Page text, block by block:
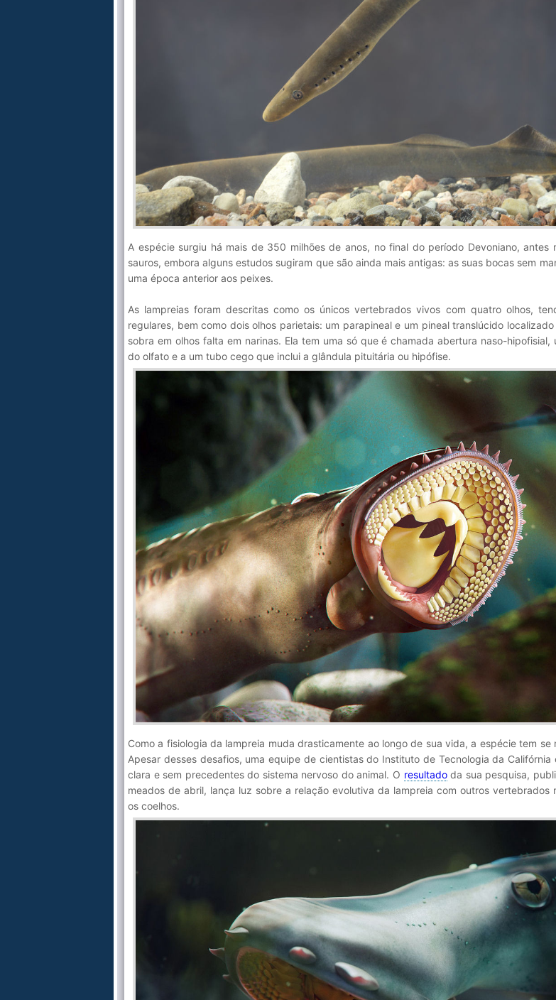
A espécie surgiu há mais de 350 milhões de anos, no final do período Devoniano, antes
sauros, embora alguns estudos sugiram que são ainda mais antigas: as suas bocas sem
uma época anterior aos peixes.
As lampreias foram descritas como os únicos vertebrados vivos com quatro olhos,
regulares, bem como dois olhos parietais: um parapineal e um pineal translúcido
sobra em olhos falta em narinas. Ela tem uma só que é chamada abertura naso-
do olfato e a um tubo cego que inclui a glândula pituitária ou hipófise.
Como a fisiologia da lampreia muda drasticamente ao longo de sua vida, a espécie tem
Apesar desses desafios, uma equipe de cientistas do Instituto de Tecnologia da
clara e sem precedentes do sistema nervoso do animal. O resultadoda sua pesquisa,
meados de abril, lança luz sobre a relação evolutiva da lampreia com outros vertebrados
os coelhos.